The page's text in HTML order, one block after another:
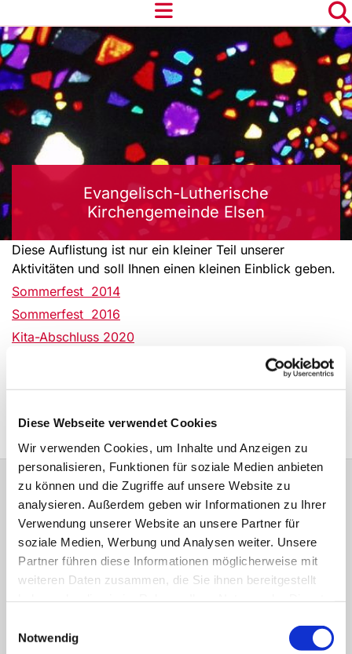
Diese Webseite verwendet Cookies
Wir verwenden Cookies, um Inhalte und Anzeigen zu
personalisieren, Funktionen für soziale Medien anbieten
zu können und die Zugriffe auf unsere Website zu
analysieren. Außerdem geben wir Informationen zu Ihrer
Verwendung unserer Website an unsere Partner für
soziale Medien, Werbung und Analysen weiter. Unsere
Partner führen diese Informationen möglicherweise mit
weiteren Daten zusammen, die Sie ihnen bereitgestellt
Notwendig
Evangelisch-Lutherische
Kirchengemeinde Elsen
Diese Auflistung ist nur ein kleiner Teil unserer
Aktivitäten und soll Ihnen einen kleinen Einblick geben.
Sommerfest 2014
Sommerfest 2016
Kita-Abschluss 2020
Bitte schreiben Sie bei Wünschen und
Anregungen demWebmaster
Anschrift der evang.- Luth.
Kirchengemeinde Elsen
Erlöserkirche, Gemeindehaus,
Pfarramt, Gemeindebüro:
33106 Paderborn